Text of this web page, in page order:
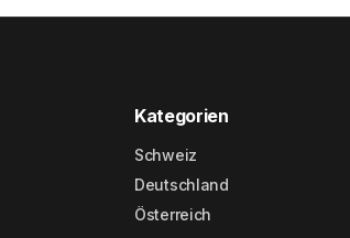
Kategorien
Schweiz
Deutschland
Österreich